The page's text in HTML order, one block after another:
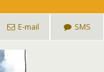
E-mail SMS